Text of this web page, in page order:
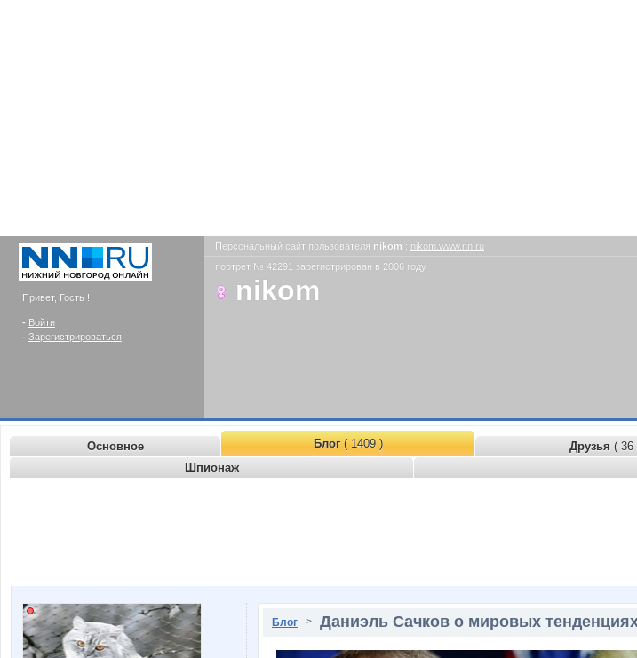
Привет, Гость !
- Войти
- Зарегистрироваться
Персональный сайт пользователя nikom : nikom.www.nn.ru
портрет № 42291 зарегистрирован в 2006 году
nikom
Основное Блог( 1409 ) Друзья ( 36
Шпионаж
Блог > Даниэль Сачков о мировых